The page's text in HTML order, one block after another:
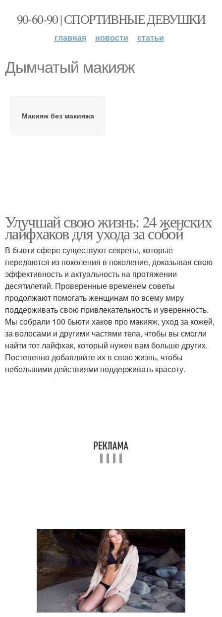
90-60-90 | СПОРТИВНЫЕ ДЕВУШКИ
главная новости статьи
Дымчатый макияж
Макияж без макияжа
Улучшай свою жизнь: 24 женских
лайфхаков для ухода за собой
В бьюти сфере существуют секреты, которые
передаются из поколения в поколение, доказывая свою
эффективность и актуальность на протяжении
десятилетий. Проверенные временем советы
продолжают помогать женщинам по всему миру
поддерживать свою привлекательность и уверенность.
Мы собрали 100 бьюти хаков про макияж, уход за кожей,
за волосами и другими частями тела, чтобы вы смогли
найти тот лайфхак, который нужен вам больше других.
Постепенно добавляйте их в свою жизнь, чтобы
небольшими действиями поддерживать красоту.